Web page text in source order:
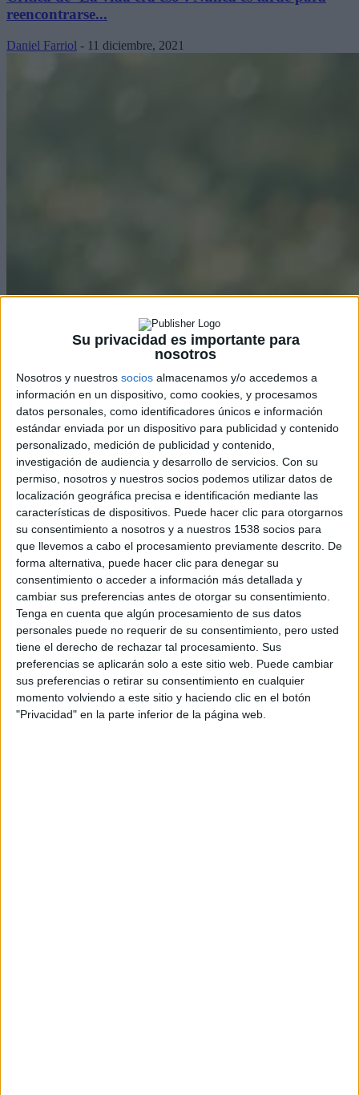
Su privacidad es importante para
nosotros
Nosotros y nuestros socios almacenamos y/o accedemos a
información en un dispositivo, como cookies, y procesamos
datos personales, como identificadores únicos e información
estándar enviada por un dispositivo para publicidad y contenido
personalizado, medición de publicidad y contenido,
investigación de audiencia y desarrollo de servicios. Con su
permiso, nosotros y nuestros socios podemos utilizar datos de
localización geográfica precisa e identificación mediante las
características de dispositivos. Puede hacer clic para otorgarnos
su consentimiento a nosotros y a nuestros 1538 socios para
que llevemos a cabo el procesamiento previamente descrito. De
forma alternativa, puede hacer clic para denegar su
consentimiento o acceder a información más detallada y
cambiar sus preferencias antes de otorgar su consentimiento.
Tenga en cuenta que algún procesamiento de sus datos
personales puede no requerir de su consentimiento, pero usted
tiene el derecho de rechazar tal procesamiento. Sus
preferencias se aplicarán solo a este sitio web. Puede cambiar
sus preferencias o retirar su consentimiento en cualquier
momento volviendo a este sitio y haciendo clic en el botón
"Privacidad" en la parte inferior de la página web.
reencontrarse...
Daniel Farriol - 11 diciembre, 2021